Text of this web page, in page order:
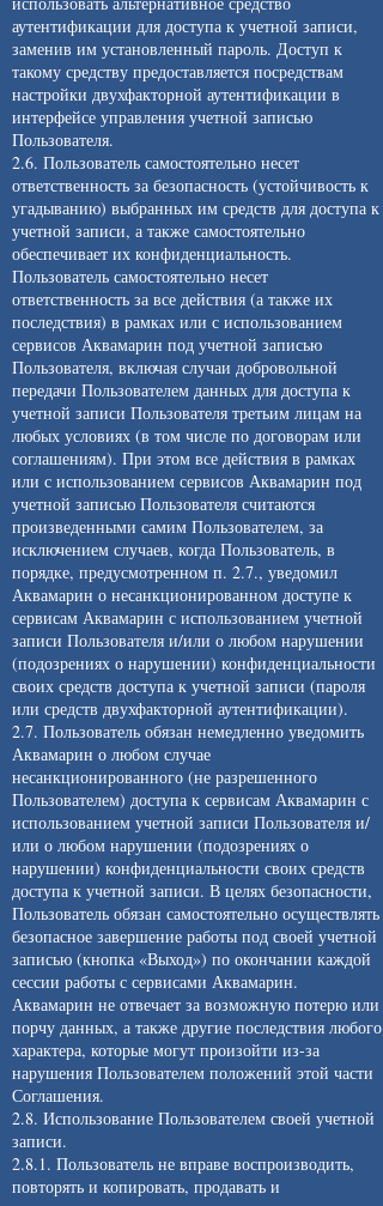
аутентификации для доступа к учетной записи,
заменив им установленный пароль. Доступ к
такому средству предоставляется посредствам
настройки двухфакторной аутентификации в
интерфейсе управления учетной записью
Пользователя.
2.6. Пользователь самостоятельно несет
ответственность за безопасность (устойчивость к
угадыванию) выбранных им средств для доступа к
учетной записи, а также самостоятельно
обеспечивает их конфиденциальность.
Пользователь самостоятельно несет
ответственность за все действия (а также их
последствия) в рамках или с использованием
сервисов Аквамарин под учетной записью
Пользователя, включая случаи добровольной
передачи Пользователем данных для доступа к
учетной записи Пользователя третьим лицам на
любых условиях (в том числе по договорам или
соглашениям). При этом все действия в рамках
или с использованием сервисов Аквамарин под
учетной записью Пользователя считаются
произведенными самим Пользователем, за
исключением случаев, когда Пользователь, в
порядке, предусмотренном п. 2.7., уведомил
Аквамарин о несанкционированном доступе к
сервисам Аквамарин с использованием учетной
записи Пользователя и/или о любом нарушении
(подозрениях о нарушении) конфиденциальности
своих средств доступа к учетной записи (пароля
или средств двухфакторной аутентификации).
2.7. Пользователь обязан немедленно уведомить
Аквамарин о любом случае
несанкционированного (не разрешенного
Пользователем) доступа к сервисам Аквамарин с
использованием учетной записи Пользователя и/
или о любом нарушении (подозрениях о
нарушении) конфиденциальности своих средств
доступа к учетной записи. В целях безопасности,
Пользователь обязан самостоятельно осуществлять
безопасное завершение работы под своей учетной
записью (кнопка «Выход») по окончании каждой
сессии работы с сервисами Аквамарин.
Аквамарин не отвечает за возможную потерю или
порчу данных, а также другие последствия любого
характера, которые могут произойти из-за
нарушения Пользователем положений этой части
Соглашения.
2.8. Использование Пользователем своей учетной
записи.
2.8.1. Пользователь не вправе воспроизводить,
повторять и копировать, продавать и